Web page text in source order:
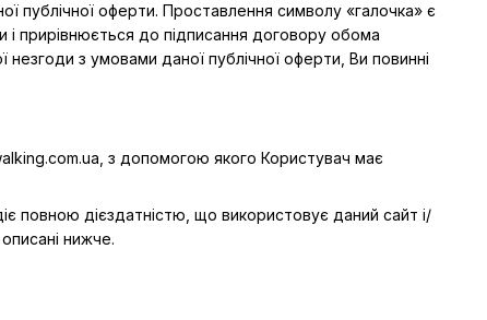
публічної оферти. Проставлення символу «галочка» є
прирівнюється до підписання договору обома
з умовами даної публічної оферти, Ви повинні
з допомогою якого Користувач має
повною дієздатністю, що використовує даний сайт і/
нижче.